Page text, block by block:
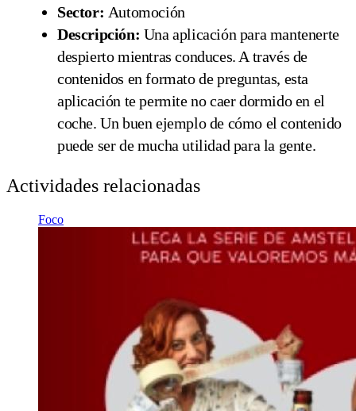
Sector: Automoción
Descripción: Una aplicación para mantenerte
despierto mientras conduces. A través de
contenidos en formato de preguntas, esta
aplicación te permite no caer dormido en el
coche. Un buen ejemplo de cómo el contenido
puede ser de mucha utilidad para la gente.
Actividades relacionadas
Foco